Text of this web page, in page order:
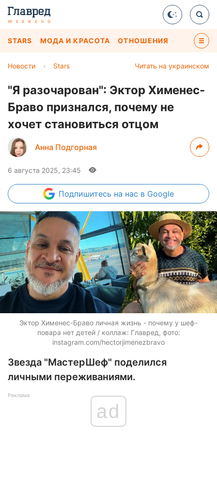
STARS МОДА И КРАСОТА ОТНОШЕНИЯ
Читать на украинском
Новости › Stars
"Я разочарован": Эктор Хименес-
Браво признался, почему не
хочет становиться отцом
Анна Подгорная
6 августа 2025, 23:45
Подпишитесь на нас в Google
Эктор Хименес-Браво личная жизнь - почему у шеф-
повара нет детей / коллаж: Главред, фото:
instagram.com/hectorjimenezbravo
Звезда "МастерШеф" поделился
личными переживаниями.
Реклама
ad